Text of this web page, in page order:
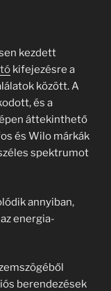
kezdett
kifejezésre a
között. A
és a
áttekinthető
és Wilo márkák
spektrumot
annyiban,
energia-
berendezések